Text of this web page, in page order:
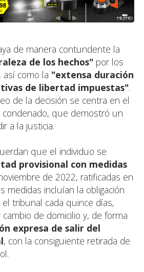
de manera contundente la
de los hechos" por los
como la "extensa duración
de libertad impuestas".
de la decisión se centra en el
que demostró un
a la justicia.
que el individuo se
provisional con medidas
de 2022, ratificadas en
medidas incluían la obligación
tribunal cada quince días,
de domicilio y, de forma
expresa de salir del
, con la consiguiente retirada de